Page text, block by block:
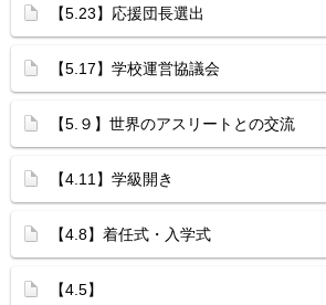
【5.23】応援団長選出
【5.17】学校運営協議会
【5.９】世界のアスリートとの交流
【4.11】学級開き
【4.8】着任式・入学式
【4.5】